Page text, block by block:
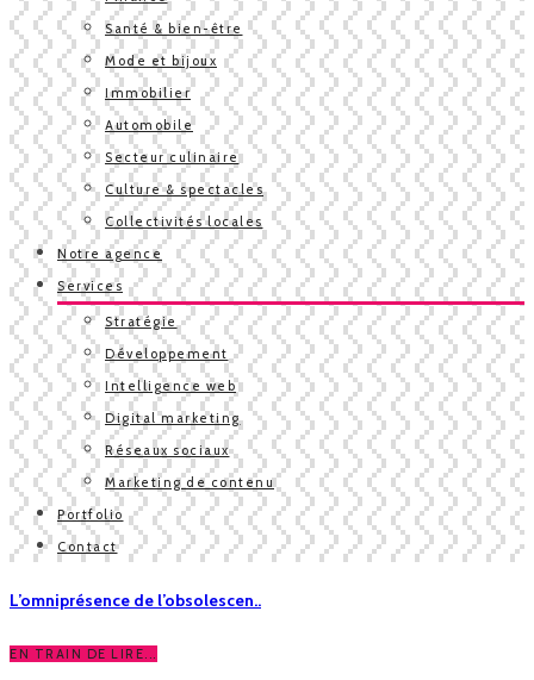
Santé & bien-être
Mode et bijoux
Immobilier
Automobile
Secteur culinaire
Culture & spectacles
Collectivités locales
Notre agence
Services
Stratégie
Développement
Intelligence web
Digital marketing
Réseaux sociaux
Marketing de contenu
Portfolio
Contact
L’omniprésence de l’obsolescen..
EN TRAIN DE LIRE...